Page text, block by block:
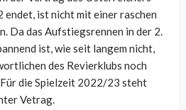
endet, ist nicht mit einer raschen
Da das Aufstiegsrennen in der 2.
ist, wie seit langem nicht,
des Revierklubs noch
die Spielzeit 2022/23 steht
Vetrag.